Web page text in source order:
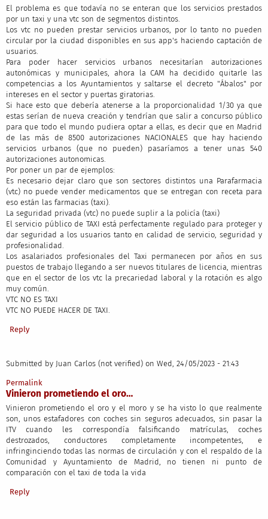
El problema es que todavía no se enteran que los servicios prestados
por un taxi y una vtc son de segmentos distintos.
Los vtc no pueden prestar servicios urbanos, por lo tanto no pueden
circular por la ciudad disponibles en sus app's haciendo captación de
usuarios.
Para poder hacer servicios urbanos necesitarían autorizaciones
autonómicas y municipales, ahora la CAM ha decidido quitarle las
competencias a los Ayuntamientos y saltarse el decreto "Ábalos" por
intereses en el sector y puertas giratorias.
Si hace esto que debería atenerse a la proporcionalidad 1/30 ya que
estas serían de nueva creación y tendrían que salir a concurso público
para que todo el mundo pudiera optar a ellas, es decir que en Madrid
de las más de 8500 autorizaciones NACIONALES que hay haciendo
servicios urbanos (que no pueden) pasaríamos a tener unas 540
autorizaciones autonomicas.
Por poner un par de ejemplos:
Es necesario dejar claro que son sectores distintos una Parafarmacia
(vtc) no puede vender medicamentos que se entregan con receta para
eso están las farmacias (taxi).
La seguridad privada (vtc) no puede suplir a la policía (taxi)
El servicio público de TAXI está perfectamente regulado para proteger y
dar seguridad a los usuarios tanto en calidad de servicio, seguridad y
profesionalidad.
Los asalariados profesionales del Taxi permanecen por años en sus
puestos de trabajo llegando a ser nuevos titulares de licencia, mientras
que en el sector de los vtc la precariedad laboral y la rotación es algo
muy común.
VTC NO ES TAXI
VTC NO PUEDE HACER DE TAXI.
Reply
Submitted by Juan Carlos (not verified) on Wed, 24/05/2023 - 21:43
Permalink
Vinieron prometiendo el oro…
Vinieron prometiendo el oro y el moro y se ha visto lo que realmente
son, unos estafadores con coches sin seguros adecuados, sin pasar la
ITV cuando les correspondía falsificando matrículas, coches
destrozados, conductores completamente incompetentes, e
infringinciendo todas las normas de circulación y con el respaldo de la
Comunidad y Ayuntamiento de Madrid, no tienen ni punto de
comparación con el taxi de toda la vida
Reply